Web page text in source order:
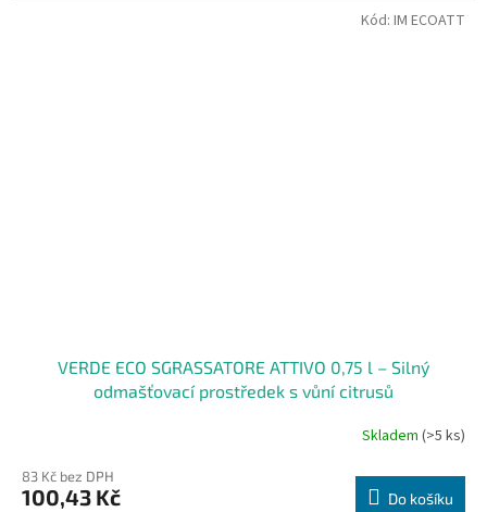
VERDE ECO SGRASSATORE ATTIVO 0,75 l – Silný
odmašťovací prostředek s vůní citrusů
Skladem (>5 ks)
83 Kč bez DPH
100,43 Kč Do košíku
Kód: IM ECOATT